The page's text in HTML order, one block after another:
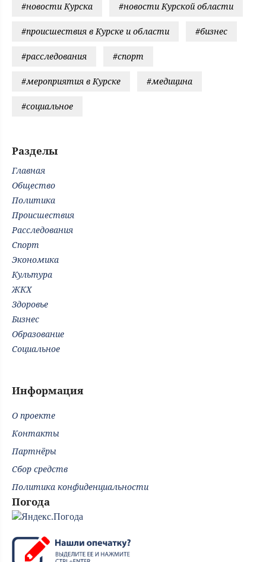
#новости Курска #новости Курской области
#происшествия в Курске и области #бизнес
#расследования #спорт
#мероприятия в Курске #медицина
#социальное
Разделы
Главная
Общество
Политика
Происшествия
Расследования
Спорт
Экономика
Культура
ЖКХ
Здоровье
Бизнес
Образование
Социальное
Информация
О проекте
Контакты
Партнёры
Сбор средств
Политика конфиденциальности
Погода